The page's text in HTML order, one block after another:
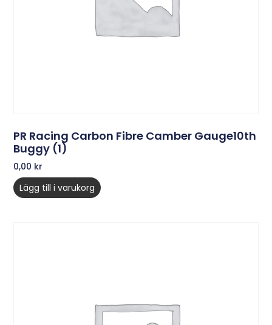
PR Racing Carbon Fibre Camber Gauge10th
Buggy (1)
0,00 kr
Lägg till i varukorg